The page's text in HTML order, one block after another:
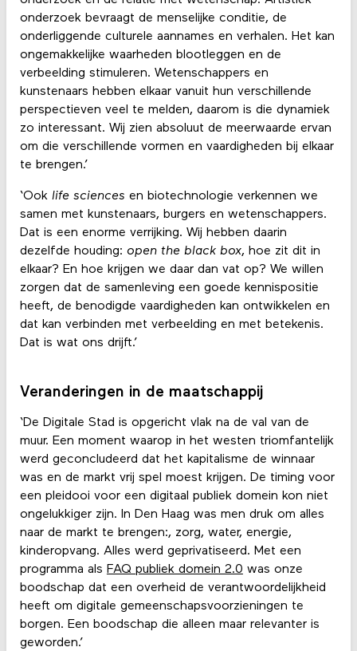
onderzoek bevraagt de menselijke conditie, de
onderliggende culturele aannames en verhalen. Het kan
ongemakkelijke waarheden blootleggen en de
verbeelding stimuleren. Wetenschappers en
kunstenaars hebben elkaar vanuit hun verschillende
perspectieven veel te melden, daarom is die dynamiek
zo interessant. Wij zien absoluut de meerwaarde ervan
om die verschillende vormen en vaardigheden bij elkaar
te brengen.’
‘Ook life sciences en biotechnologie verkennen we
samen met kunstenaars, burgers en wetenschappers.
Dat is een enorme verrijking. Wij hebben daarin
dezelfde houding: open the black box, hoe zit dit in
elkaar? En hoe krijgen we daar dan vat op? We willen
zorgen dat de samenleving een goede kennispositie
heeft, de benodigde vaardigheden kan ontwikkelen en
dat kan verbinden met verbeelding en met betekenis.
Dat is wat ons drijft.’
Veranderingen in de maatschappij
‘De Digitale Stad is opgericht vlak na de val van de
muur. Een moment waarop in het westen triomfantelijk
werd geconcludeerd dat het kapitalisme de winnaar
was en de markt vrij spel moest krijgen. De timing voor
een pleidooi voor een digitaal publiek domein kon niet
ongelukkiger zijn. In Den Haag was men druk om alles
naar de markt te brengen:, zorg, water, energie,
kinderopvang. Alles werd geprivatiseerd. Met een
programma als FAQ publiek domein 2.0 was onze
boodschap dat een overheid de verantwoordelijkheid
heeft om digitale gemeenschapsvoorzieningen te
borgen. Een boodschap die alleen maar relevanter is
geworden.’